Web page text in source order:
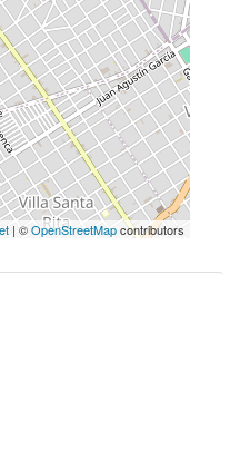
| ©OpenStreetMapcontributors